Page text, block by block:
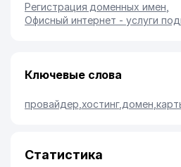
Регистрация доменных имен
Офисный интернет - услуги
Ключевые слова
провайдер хостинг, домен
Статистика